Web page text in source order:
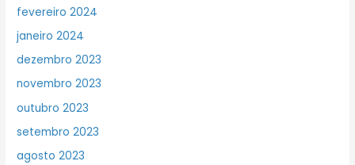
fevereiro 2024
janeiro 2024
dezembro 2023
novembro 2023
outubro 2023
setembro 2023
agosto 2023